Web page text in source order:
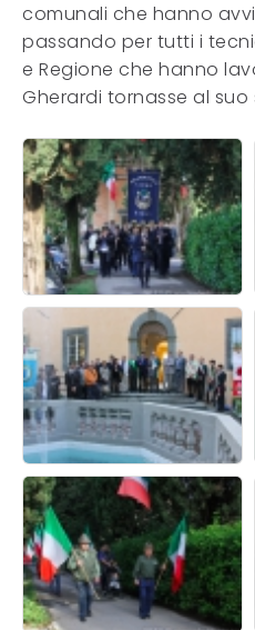
comunali che hanno
passando per tutti i
e Regione che hanno
Gherardi tornasse al suo